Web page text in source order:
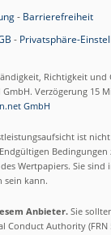
- Barrierefreiheit
- Privatsphäre-
Richtigkeit
Verzögerung 15
GmbH
ist
Wertpapiers. Sie
sein kann.
Anbieter.Sie
Authority (FRN